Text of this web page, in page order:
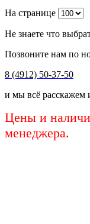
На странице
Не знаете что
Позвоните нам по
8 (4912) 50-37-50
и мы всё расскажем
Цены и
менеджера.